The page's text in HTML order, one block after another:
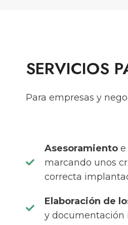
SERVICIOS
Para empresas y
Asesoramiento
marcando unos
correcta
Elaboración de
y documentación